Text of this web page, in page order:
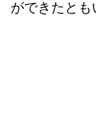
ができたとも